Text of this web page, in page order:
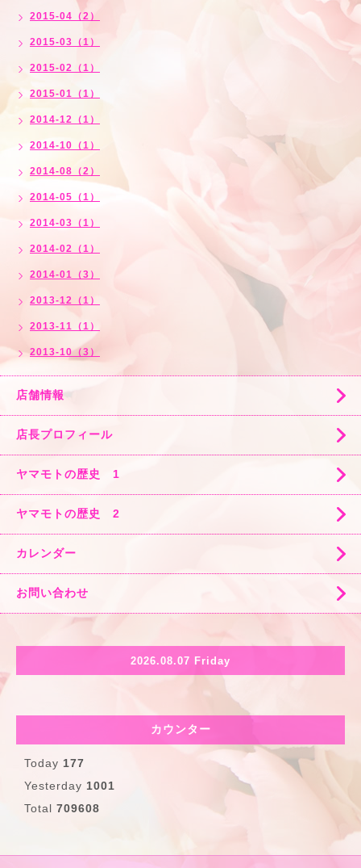
2015-04（2）
2015-03（1）
2015-02（1）
2015-01（1）
2014-12（1）
2014-10（1）
2014-08（2）
2014-05（1）
2014-03（1）
2014-02（1）
2014-01（3）
2013-12（1）
2013-11（1）
2013-10（3）
店舗情報
店長プロフィール
ヤマモトの歴史 1
ヤマモトの歴史 2
カレンダー
お問い合わせ
2026.08.07 Friday
カウンター
Today 177
Yesterday 1001
Total 709608